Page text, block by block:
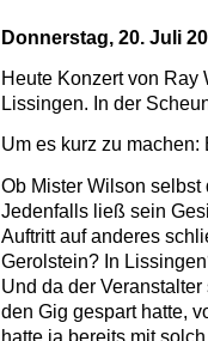
Donnerstag, 20. Juli
Heute Konzert von Ray
Lissingen. In der
Um es kurz zu machen:
Ob Mister Wilson selbst
Jedenfalls ließ sein
Auftritt auf anderes
Gerolstein? In
Und da der
den Gig gespart hatte,
hatte ja bereits mit